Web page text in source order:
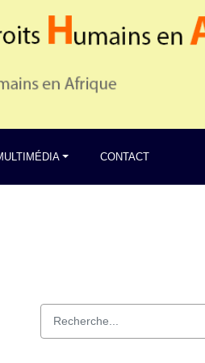
CONTACT